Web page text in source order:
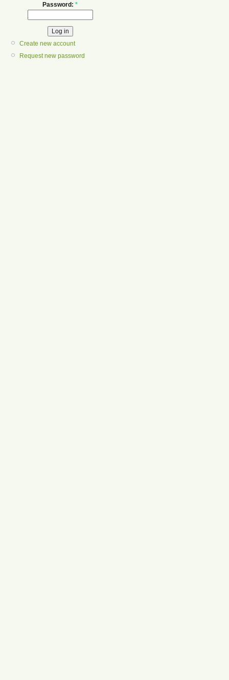
Password: *
Create new account
Request new password